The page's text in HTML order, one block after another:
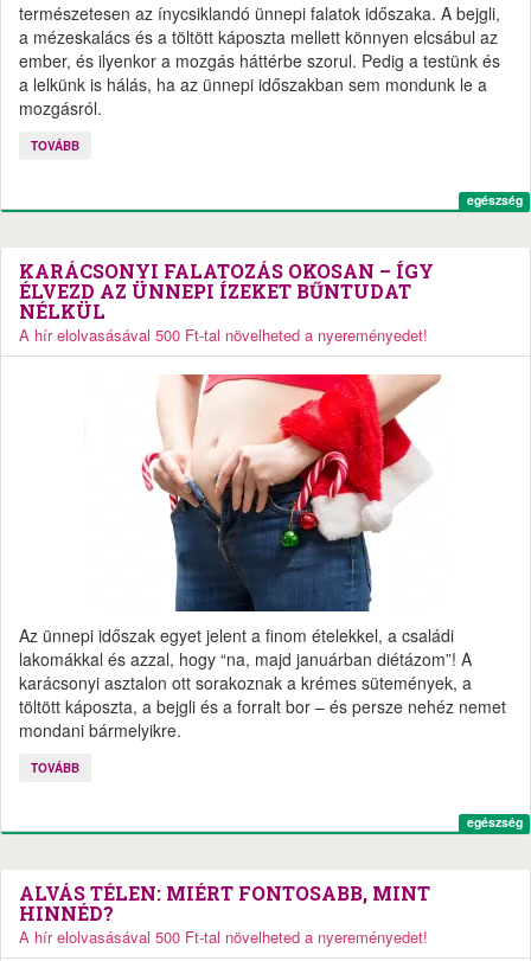
természetesen az ínycsiklandó ünnepi falatok időszaka. A bejgli,
a mézeskalács és a töltött káposzta mellett könnyen elcsábul az
ember, és ilyenkor a mozgás háttérbe szorul. Pedig a testünk és
a lelkünk is hálás, ha az ünnepi időszakban sem mondunk le a
mozgásról.
TOVÁBB
egészség
KARÁCSONYI FALATOZÁS OKOSAN – ÍGY
ÉLVEZD AZ ÜNNEPI ÍZEKET BŰNTUDAT
NÉLKÜL
A hír elolvasásával 500 Ft-tal növelheted a nyereményedet!
Az ünnepi időszak egyet jelent a finom ételekkel, a családi
lakomákkal és azzal, hogy “na, majd januárban diétázom”! A
karácsonyi asztalon ott sorakoznak a krémes sütemények, a
töltött káposzta, a bejgli és a forralt bor – és persze nehéz nemet
mondani bármelyikre.
TOVÁBB
egészség
ALVÁS TÉLEN: MIÉRT FONTOSABB, MINT
HINNÉD?
A hír elolvasásával 500 Ft-tal növelheted a nyereményedet!